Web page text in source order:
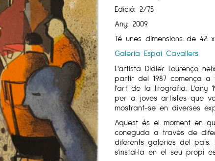
Edició: 2/75
Any: 2009
Té unes dimensions de 42
Galeria Espai Cavallers
L'artista Didier Lourenço
partir del 1987 comença
l'art de la litografia. L'any
per a joves artistes que
mostrant-se en diverses
Aquest és el moment en
coneguda a través de
diferents galeries del país.
s'instal·la en el seu propi